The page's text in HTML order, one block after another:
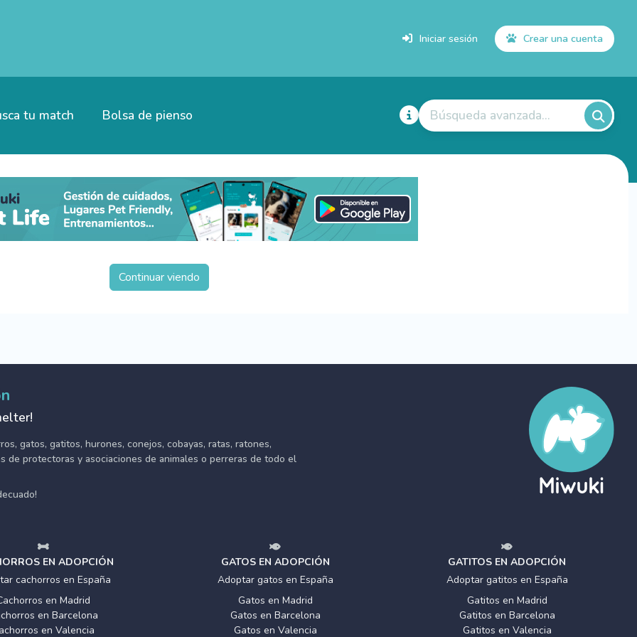
Iniciar sesión Crear una cuenta
tu match Bolsa de pienso Búsqueda avanzada...
Continuar viendo
gatos, gatitos, hurones, conejos, cobayas, ratas, ratones,
de protectoras y asociaciones de animales o perreras de todo el
EN ADOPCIÓN
cachorros en España
en Madrid
en Barcelona
en Valencia
GATOS EN ADOPCIÓN
Adoptar gatos en España
Gatos en Madrid
Gatos en Barcelona
Gatos en Valencia
GATITOS EN ADOPCIÓN
Adoptar gatitos en España
Gatitos en Madrid
Gatitos en Barcelona
Gatitos en Valencia